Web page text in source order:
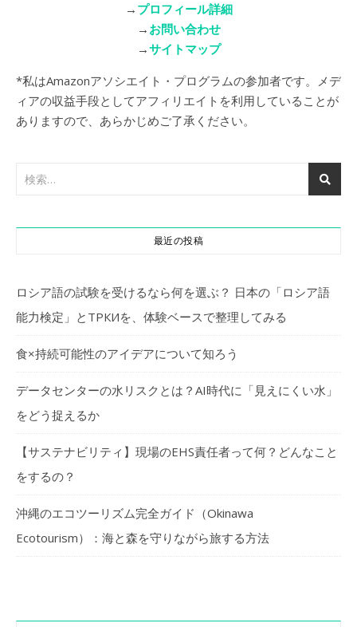
→ プロフィール詳細
→ お問い合わせ
→サイトマップ
*私はAmazonアソシエイト・プログラムの参加者です。メデ
ィアの収益手段としてアフィリエイトを利用していることが
ありますので、あらかじめご了承ください。
最近の投稿
ロシア語の試験を受けるなら何を選ぶ？ 日本の「ロシア語
能力検定」とТРКИを、体験ベースで整理してみる
食×持続可能性のアイデアについて知ろう
データセンターの水リスクとは？AI時代に「見えにくい水」
をどう捉えるか
【サステナビリティ】現場のEHS責任者って何？どんなこと
をするの？
沖縄のエコツーリズム完全ガイド（Okinawa
Ecotourism）：海と森を守りながら旅する方法